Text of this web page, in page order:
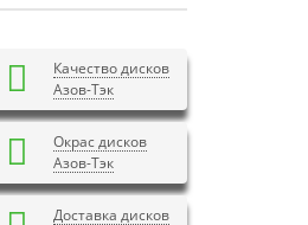
СегодняПятница 7 августа 2026 г.
Качество дисков
Азов-Тэк
Окрас дисков
Азов-Тэк
Доставка дисков